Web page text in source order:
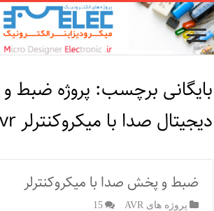
بایگانی برچسب: پروژه ضبط
دیجیتال صدا با میکروکنترلر avr
ضبط و پخش صدا با میکروکنترلر
پروژه های AVR 15